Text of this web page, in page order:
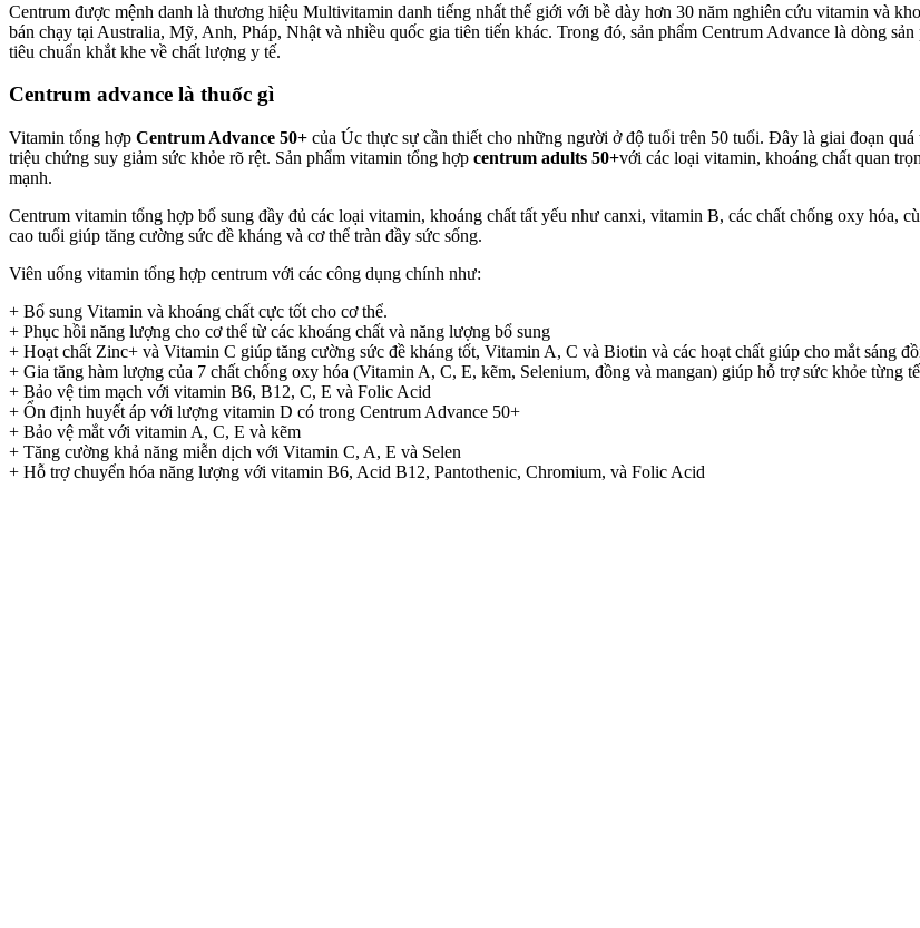
Centrum được mệnh danh là thương hiệu Multivitamin danh tiếng nhất thế giới với bề dày hơn 30 năm nghiên cứu vitamin và
bán chạy tại Australia, Mỹ, Anh, Pháp, Nhật và nhiều quốc gia tiên tiến khác. Trong đó, sản phẩm Centrum Advance là dòng
tiêu chuẩn khắt khe về chất lượng y tế.
Centrum advance là thuốc gì
Vitamin tổng hợp Centrum Advance 50+ của Úc thực sự cần thiết cho những người ở độ tuổi trên 50 tuổi. Đây là giai đoạn
triệu chứng suy giảm sức khỏe rõ rệt. Sản phẩm vitamin tổng hợp centrum adults 50+với các loại vitamin, khoáng chất quan
mạnh.
Centrum vitamin tổng hợp bổ sung đầy đủ các loại vitamin, khoáng chất tất yếu như canxi, vitamin B, các chất chống oxy hóa,
cao tuổi giúp tăng cường sức đề kháng và cơ thể tràn đầy sức sống.
Viên uống vitamin tổng hợp centrum với các công dụng chính như:
+ Bổ sung Vitamin và khoáng chất cực tốt cho cơ thể.
+ Phục hồi năng lượng cho cơ thể từ các khoáng chất và năng lượng bổ sung
+ Hoạt chất Zinc+ và Vitamin C giúp tăng cường sức đề kháng tốt, Vitamin A, C và Biotin và các hoạt chất giúp cho mắt sáng
+ Gia tăng hàm lượng của 7 chất chống oxy hóa (Vitamin A, C, E, kẽm, Selenium, đồng và mangan) giúp hỗ trợ sức khỏe từng
+ Bảo vệ tim mạch với vitamin B6, B12, C, E và Folic Acid
+ Ổn định huyết áp với lượng vitamin D có trong Centrum Advance 50+
+ Bảo vệ mắt với vitamin A, C, E và kẽm
+ Tăng cường khả năng miễn dịch với Vitamin C, A, E và Selen
+ Hỗ trợ chuyển hóa năng lượng với vitamin B6, Acid B12, Pantothenic, Chromium, và Folic Acid